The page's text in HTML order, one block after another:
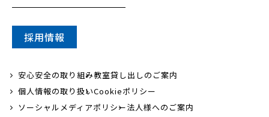
採用情報
安心安全の取り組み教室貸し出しのご案内
個人情報の取り扱いCookieポリシー
ソーシャルメディアポリシー法人様へのご案内